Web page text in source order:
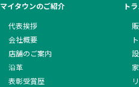
マイタウンのご紹介
代表挨拶
会社概要
店舗のご案内
沿革
表彰受賞歴
ト